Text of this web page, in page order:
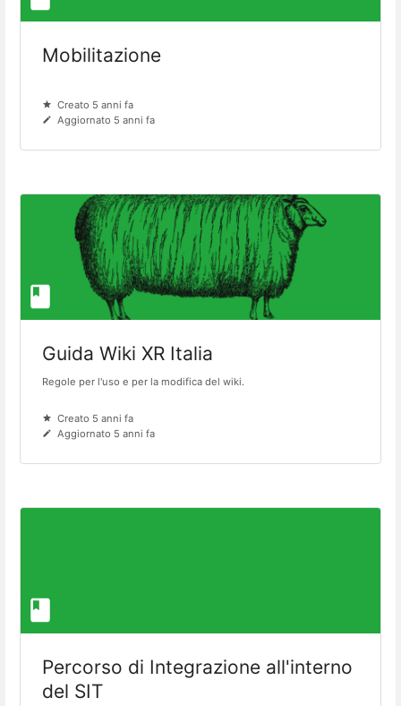
Mobilitazione
Creato 5 anni fa
Aggiornato 5 anni fa
Guida Wiki XR Italia
Regole per l'uso e per la modifica del wiki.
Creato 5 anni fa
Aggiornato 5 anni fa
Percorso di Integrazione all'interno
del SIT